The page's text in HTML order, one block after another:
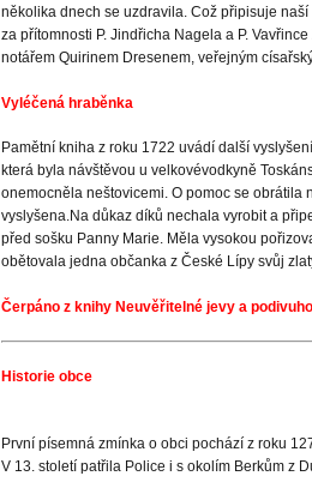
několika dnech se uzdravila. Což připisuje
za přítomnosti P. Jindřicha Nagela a P.
notářem Quirinem Dresenem, veřejným
Vyléčená hraběnka
Pamětní kniha z roku 1722 uvádí další
která byla návštěvou u velkovévodkyně
onemocněla neštovicemi. O pomoc se obrátila
vyslyšena.Na důkaz díků nechala vyrobit a
před sošku Panny Marie. Měla vysokou
obětovala jedna občanka z České Lípy svůj
Čerpáno z knihy Neuvěřitelné jevy a
Historie obce
První písemná zmínka o obci pochází z roku
V 13. století patřila Police i s okolím Berkům z